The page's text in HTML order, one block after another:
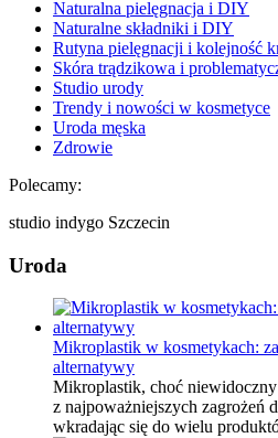
Naturalna pielęgnacja i DIY
Naturalne składniki i DIY
Rutyna pielęgnacji i kolejność
Skóra trądzikowa i
Studio urody
Trendy i nowości w kosmetyce
Uroda męska
Zdrowie
Polecamy:
studio indygo Szczecin
Uroda
Mikroplastik w kosmetykach:
alternatywy
Mikroplastik, choć niewidoczny
z najpoważniejszych zagrożeń
wkradając się do wielu